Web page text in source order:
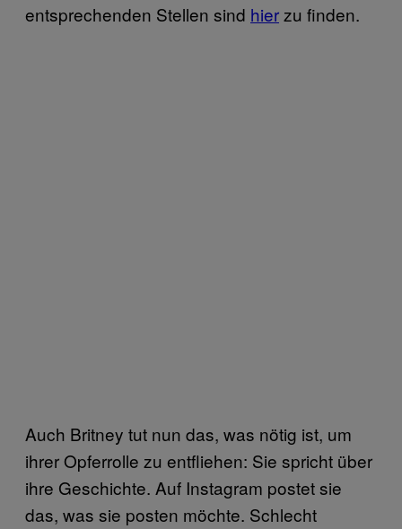
entsprechenden Stellen sind hierzu finden.
Auch Britney tut nun das, was nötig ist, um
ihrer Opferrolle zu entfliehen: Sie spricht über
ihre Geschichte. Auf Instagram postet sie
das, was sie posten möchte. Schlecht